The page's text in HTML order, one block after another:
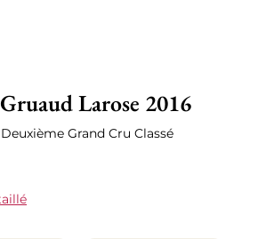
Larose 2016
Grand Cru Classé